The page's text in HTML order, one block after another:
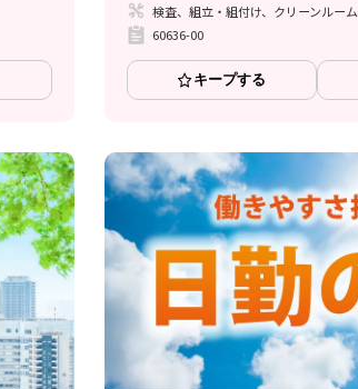
検査、組立・組付け、クリーンルーム
60636-00
キープする